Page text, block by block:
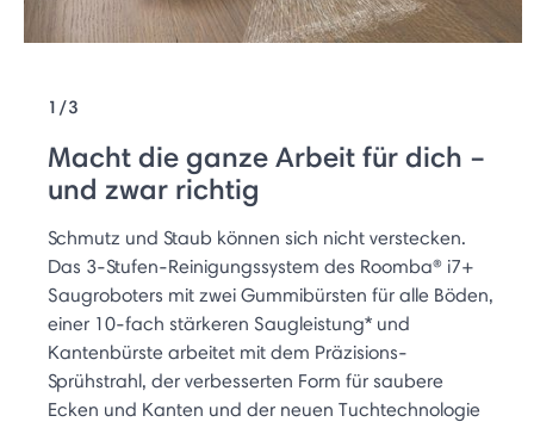
1/3
Macht die ganze Arbeit für dich –
und zwar richtig
Schmutz und Staub können sich nicht verstecken.
Das 3-Stufen-Reinigungssystem des Roomba® i7+
Saugroboters mit zwei Gummibürsten für alle Böden,
einer 10-fach stärkeren Saugleistung* und
Kantenbürste arbeitet mit dem Präzisions-
Sprühstrahl, der verbesserten Form für saubere
Ecken und Kanten und der neuen Tuchtechnologie